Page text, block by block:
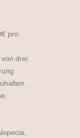
pro
drei